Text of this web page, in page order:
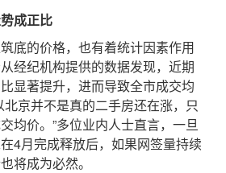
成正比
的价格，也有着统计因素作用
经纪机构提供的数据发现，近期
显著提升，进而导致全市成交均
北京并不是真的二手房还在涨，只
均价。”多位业内人士直言，一旦
4月完成释放后，如果网签量持续
将成为必然。